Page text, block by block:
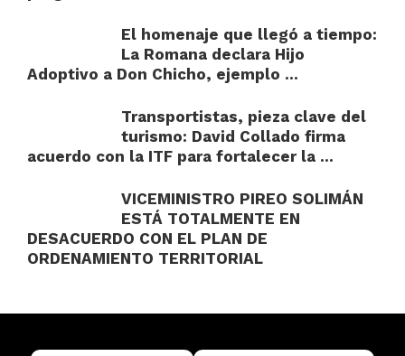
El homenaje que llegó a tiempo:
La Romana declara Hijo
Adoptivo a Don Chicho, ejemplo ...
Transportistas, pieza clave del
turismo: David Collado firma
acuerdo con la ITF para fortalecer la ...
VICEMINISTRO PIREO SOLIMÁN
ESTÁ TOTALMENTE EN
DESACUERDO CON EL PLAN DE
ORDENAMIENTO TERRITORIAL